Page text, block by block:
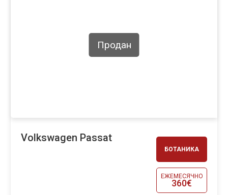
БОТАНИКА
ЕЖЕМЕСЯЧНО
360€
Продан
Volkswagen Passat